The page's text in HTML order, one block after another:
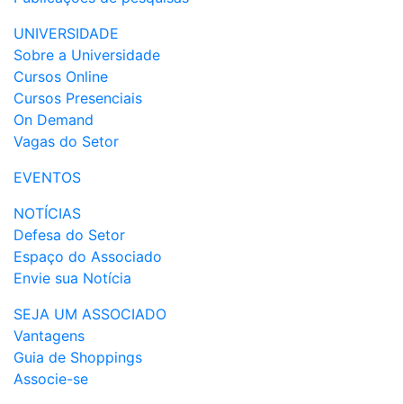
UNIVERSIDADE
Sobre a Universidade
Cursos Online
Cursos Presenciais
On Demand
Vagas do Setor
EVENTOS
NOTÍCIAS
Defesa do Setor
Espaço do Associado
Envie sua Notícia
SEJA UM ASSOCIADO
Vantagens
Guia de Shoppings
Associe-se